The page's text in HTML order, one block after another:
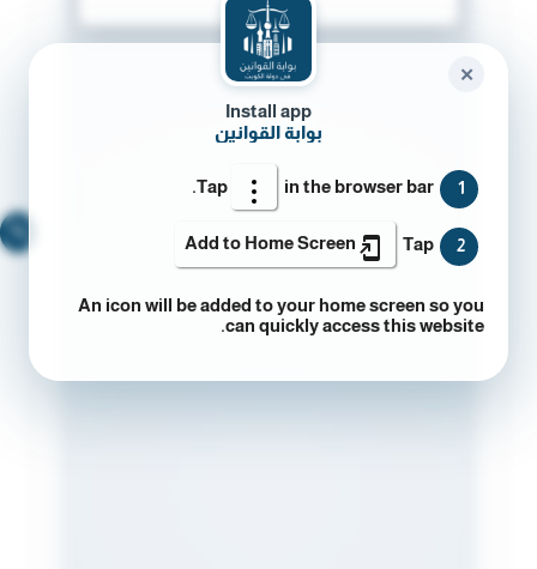
Install app
بوابة القوانين
1
Tap in the browser bar.
2
Tap
Add to Home Screen
An icon will be added to your home screen so you
can quickly access this website.
✕